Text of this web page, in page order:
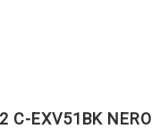
EXV51BK NERO